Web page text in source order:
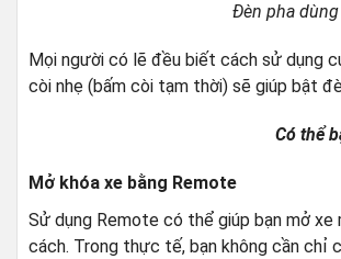
Đèn pha
Mọi người có lẽ đều biết cách sử dụng
còi nhẹ (bấm còi tạm thời) sẽ giúp bật
Có thể
Mở khóa xe bằng Remote
Sử dụng Remote có thể giúp bạn mở xe
cách. Trong thực tế, bạn không cần chỉ